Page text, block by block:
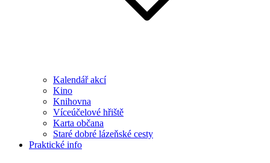
Kalendář akcí
Kino
Knihovna
Víceúčelové hřiště
Karta občana
Staré dobré lázeňské cesty
Praktické info